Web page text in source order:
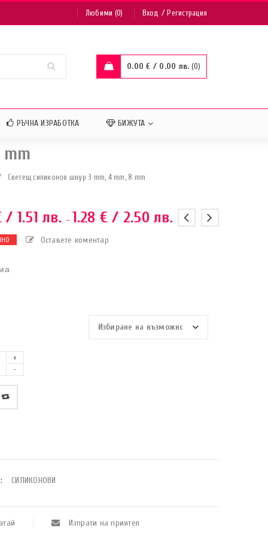
Любими (0) Вход /Регистрация
0.00€ / 0.00 лв. 0
РЪЧНА ИЗРАБОТКА БИЖУТА
Светещ силиконов шнур 3 mm, 4 mm, 8 mm
/ 1.51 лв.– 1.28 € / 2.50 лв.
Оставете коментар
СИЛИКОНОВИ
Изпрати на приятел